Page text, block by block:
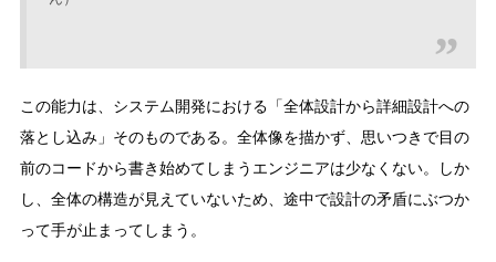
この能力は、システム開発における「全体設計から詳細設計への
落とし込み」そのものである。全体像を描かず、思いつきで目の
前のコードから書き始めてしまうエンジニアは少なくない。しか
し、全体の構造が見えていないため、途中で設計の矛盾にぶつか
って手が止まってしまう。